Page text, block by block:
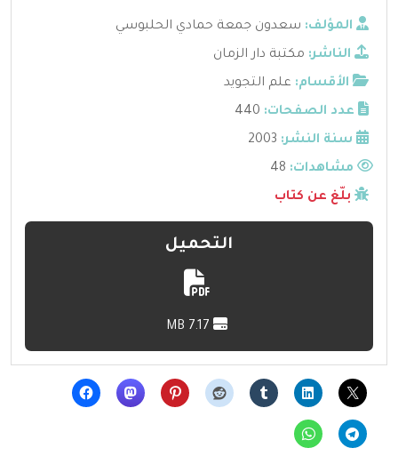
المؤلف: سعدون جمعة حمادي الحلبوسي
الناشر: مكتبة دار الزمان
الأقسام: علم التجويد
عدد الصفحات: 440
سنة النشر: 2003
مشاهدات:
بلّغ عن كتاب
التحميل